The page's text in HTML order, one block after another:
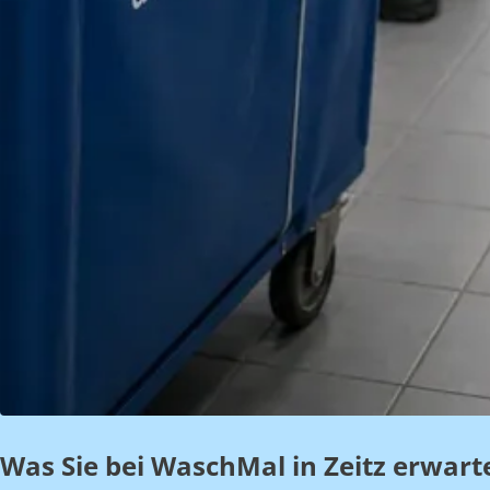
Was Sie bei WaschMal in Zeitz